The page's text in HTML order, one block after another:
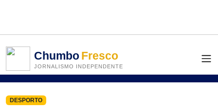
ChumboFresco
JORNALISMO INDEPENDENTE
DESPORTO